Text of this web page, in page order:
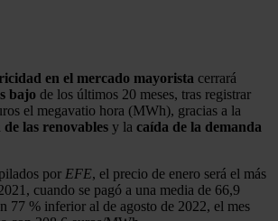
en el mercado mayorista cerrará
bajo de los últimos 20 meses, tras registrar
el megavatio hora (MWh), gracias a la
las renovables y la caída de la demanda
por EFE, el precio de enero será el más
cuando se pagó a una media de 66,9
77 % inferior al de agosto de 2022, el mes